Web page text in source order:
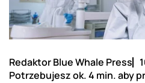
Redaktor Blue Whale Press
Potrzebujesz ok. 4 min. aby